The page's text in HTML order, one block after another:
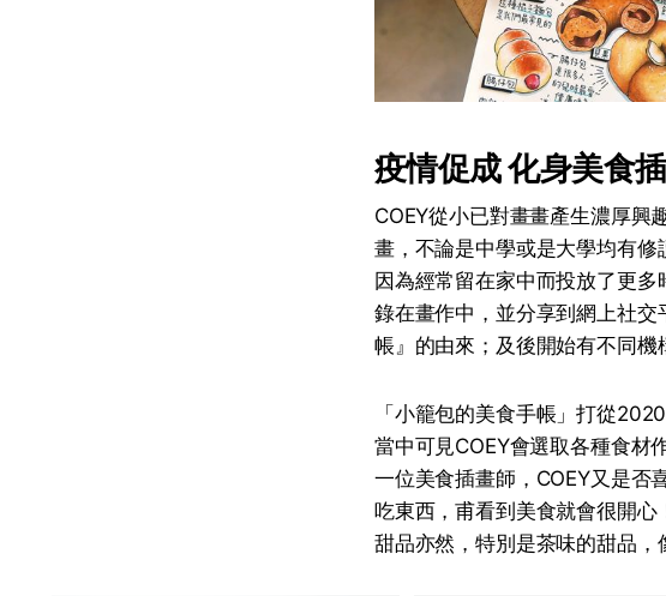
疫情促成 化身美食
COEY從小已對畫畫產生濃厚興
畫，不論是中學或是大學均有修
因為經常留在家中而投放了更
錄在畫作中，並分享到網上社
帳』的由來；及後開始有不同機
「小籠包的美食手帳」打從
當中可見COEY會選取各種食材
一位美食插畫師，COEY又是否
吃東西，甫看到美食就會很開
甜品亦然，特別是茶味的甜品，